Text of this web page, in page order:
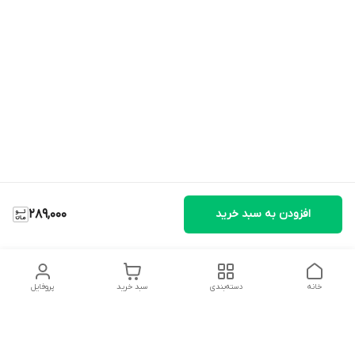
289,000 افزودن به سبد خرید
پروفایل سبد خرید دسته‌بندی خانه